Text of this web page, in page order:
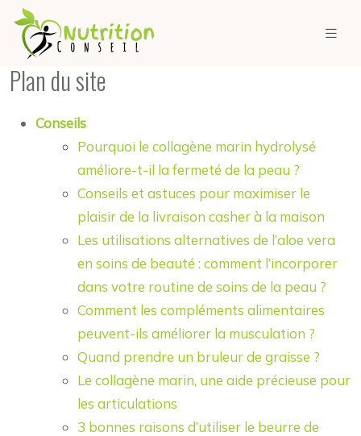
Plan du site
Conseils
Pourquoi le collagène marin hydrolysé
améliore-t-il la fermeté de la peau ?
Conseils et astuces pour maximiser le
plaisir de la livraison casher à la maison
Les utilisations alternatives de l’aloe vera
en soins de beauté : comment l’incorporer
dans votre routine de soins de la peau ?
Comment les compléments alimentaires
peuvent-ils améliorer la musculation ?
Quand prendre un bruleur de graisse ?
Le collagène marin, une aide précieuse pour
les articulations
3 bonnes raisons d’utiliser le beurre de